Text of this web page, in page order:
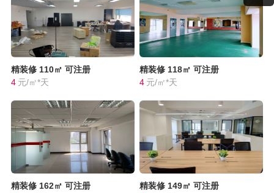
精装修 110㎡ 可注册
4 元/㎡*天
精装修 118㎡ 可注册
4 元/㎡*天
精装修 162㎡ 可注册
精装修 149㎡ 可注册